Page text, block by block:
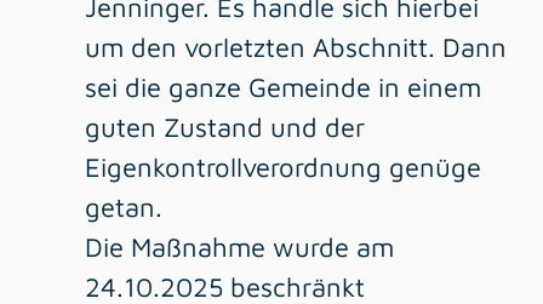
Jenninger. Es handle sich hierbei
um den vorletzten Abschnitt. Dann
sei die ganze Gemeinde in einem
guten Zustand und der
Eigenkontrollverordnung genüge
getan.
Die Maßnahme wurde am
24.10.2025 beschränkt